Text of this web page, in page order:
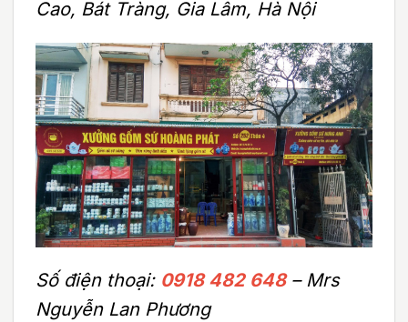
Cao, Bát Tràng, Gia Lâm, Hà Nội
Số điện thoại: 0918 482 648– Mrs
Nguyễn Lan Phương